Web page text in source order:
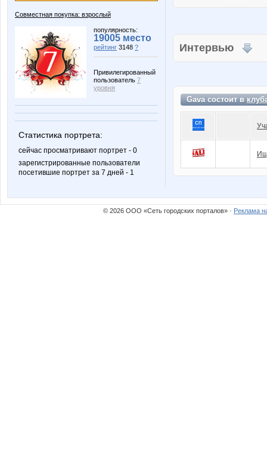
Совместная покупка: взрослый
популярность:
19005 место
рейтинг 3148 ?
Привилегированный
пользователь 7
уровня
Статистика портрета:
сейчас просматривают портрет - 0
зарегистрированные пользователи
посетившие портрет за 7 дней - 1
Интервью
Gava состоит в
© 2026 ООО «Сеть городских порталов» · Реклама